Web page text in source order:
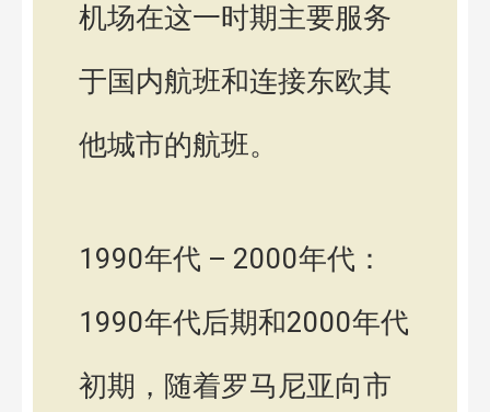
机场在这一时期主要服务
于国内航班和连接东欧其
他城市的航班。
1990年代 – 2000年代：
1990年代后期和2000年代
初期，随着罗马尼亚向市